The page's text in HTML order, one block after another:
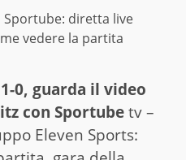
Sportube: diretta live
vedere la partita
0, guarda il video
con Sportubetv –
Eleven Sports: